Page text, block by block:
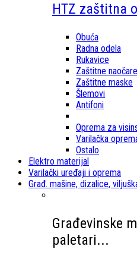
HTZ zaštitna
Obuća
Radna odela
Rukavice
Zaštitne naočare
Zaštitne maske
Šlemovi
Antifoni
Oprema za
Varilačka
Ostalo
Elektro materijal
Varilački uređaji i oprema
Građ. mašine, dizalice,
Građevinske
paletari...